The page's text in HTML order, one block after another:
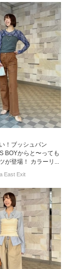
！ブッシュパン
BOYからと〜っても
が登場！ カラーリ...
East Exit